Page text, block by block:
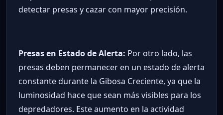
detectar presas y cazar con mayor precisión.
Presas en Estado de Alerta: Por otro lado, las
presas deben permanecer en un estado de alerta
constante durante la Gibosa Creciente, ya que la
luminosidad hace que sean más visibles para los
depredadores. Este aumento en la actividad